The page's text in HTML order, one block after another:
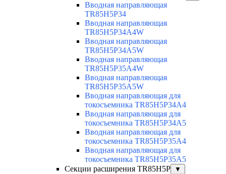
Вводная направляющая
TR85H5P34
Вводная направляющая
TR85H5P34A4W
Вводная направляющая
TR85H5P34A5W
Вводная направляющая
TR85H5P35A4W
Вводная направляющая
TR85H5P35A5W
Вводная направляющая для
токосъемника TR85H5P34A4
Вводная направляющая для
токосъемника TR85H5P34A5
Вводная направляющая для
токосъемника TR85H5P35A4
Вводная направляющая для
токосъемника TR85H5P35A5
Секции расширения TR85H5P
▼